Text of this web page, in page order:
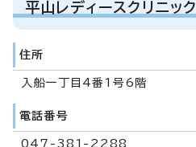
平山レディースクリニック
住所
入船一丁目4番1号6階
電話番号
047-381-2288